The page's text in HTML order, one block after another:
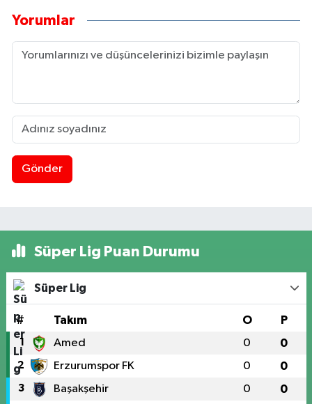
Yorumlar
Gönder
Süper Lig Puan Durumu
Süper Lig
# Takım O P
1 Amed 0 0
2 Erzurumspor FK 0 0
3 Başakşehir 0 0